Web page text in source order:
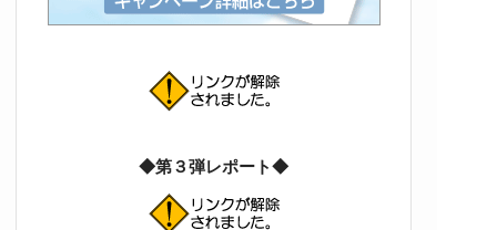
◆第３弾レポート◆